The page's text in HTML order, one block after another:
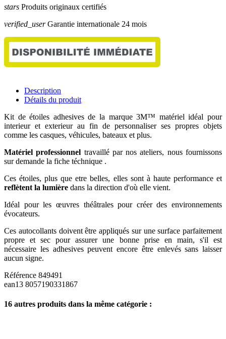
stars Produits originaux certifiés
verified_userGarantie internationale 24 mois
Description
Détails du produit
Kit de étoiles adhesives de la marque 3M™ matériel idéal pour
interieur et exterieur au fin de personnaliser ses propres objets
comme les casques, véhicules, bateaux et plus.
Matériel professionnel travaillé par nos ateliers, nous fournissons
sur demande la fiche téchnique .
Ces étoiles, plus que etre belles, elles sont à haute performance et
reflètent la lumière dans la direction d'où elle vient.
Idéal pour les œuvres théâtrales pour créer des environnements
évocateurs.
Ces autocollants doivent être appliqués sur une surface parfaitement
propre et sec pour assurer une bonne prise en main, s'il est
nécessaire les adhesives peuvent encore être enlevés sans laisser
aucun signe.
Référence 849491
ean13 8057190331867
16 autres produits dans la même catégorie :